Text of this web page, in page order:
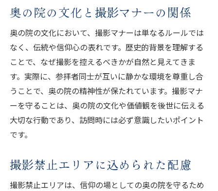
奥の院の文化と撮影マナーの関係
奥の院の文化において、撮影マナーは単なるルールでは
なく、伝統や信仰心の表れです。歴史的背景を理解する
ことで、なぜ撮影を控えるべきかが自然と見えてきま
す。実際に、参拝者同士が互いに静かな環境を尊重し合
うことで、奥の院の精神性が保たれています。撮影マナ
ーを守ることは、奥の院の文化や価値観を後世に伝える
大切な行動であり、訪問時には必ず意識したいポイント
です。
撮影禁止エリアに込められた配慮
撮影禁止エリアは、信仰の場としての奥の院を守るため